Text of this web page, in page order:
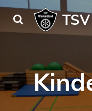
Zum
Hauptinhalt
springen